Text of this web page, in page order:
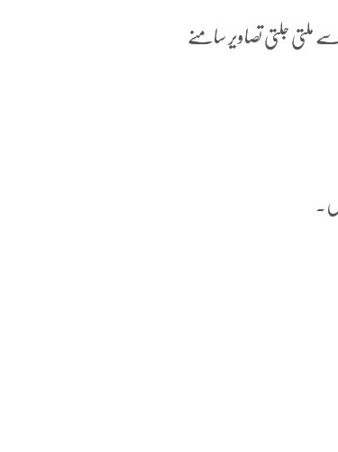
جلتی تصاویر سامنے